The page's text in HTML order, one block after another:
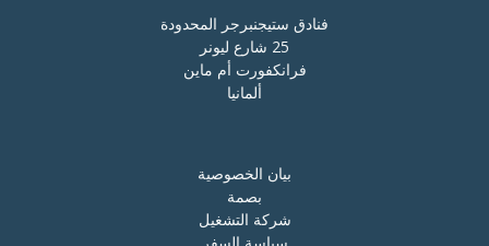
ألمانيا
بيان الخصوصية
بصمة
شركة التشغيل